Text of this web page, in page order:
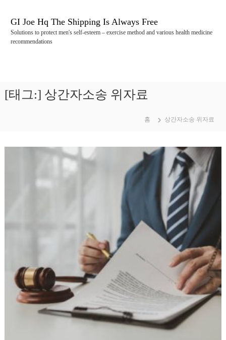
GI Joe Hq The Shipping Is Always Free
Solutions to protect men's self-esteem – exercise method and various health medicine
recommendations
[태그:] 상간자소송 위자료
홈 상간자소송 위자료